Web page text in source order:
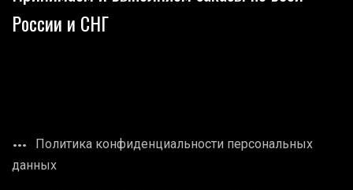
России и СНГ
Политика конфиденциальности персональных
данных